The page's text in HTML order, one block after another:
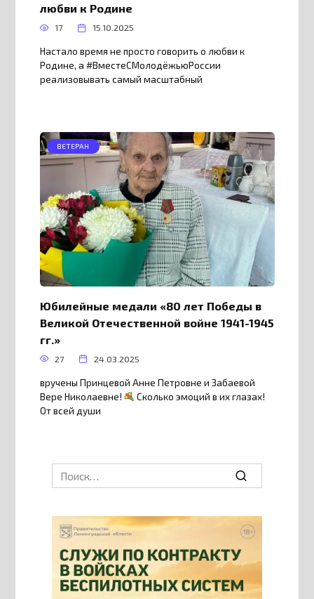
любви к Родине
17 15.10.2025
Настало время не просто говорить о любви к
Родине, а #ВместеСМолодёжьюРоссии
реализовывать самый масштабный
ВЕТЕРАН
Юбилейные медали «80 лет Победы в
Великой Отечественной войне 1941-1945
гг.»
27 24.03.2025
вручены Принцевой Анне Петровне и Забаевой
Вере Николаевне!
Сколько эмоций в их глазах!
От всей души
Search
for: